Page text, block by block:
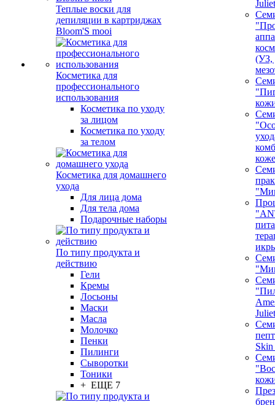
Теплые воски для
депиляции в картриджах
Bloom'S mooi
Косметика для
профессионального
использования
Косметика по уходу
за лицом
Косметика по уходу
за телом
Косметика для домашнего
ухода
Для лица дома
Для тела дома
Подарочные наборы
По типу продукта и
действию
Гели
Кремы
Лосьоны
Маски
Масла
Молочко
Пенки
Пилинги
Сыворотки
Тоники
+ ЕЩЕ 7
(УЗ,